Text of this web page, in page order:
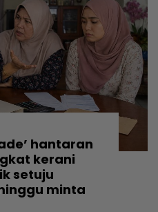
hantaran
kerani
setuju
minta